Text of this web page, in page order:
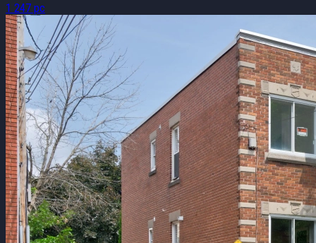
1 247 pc